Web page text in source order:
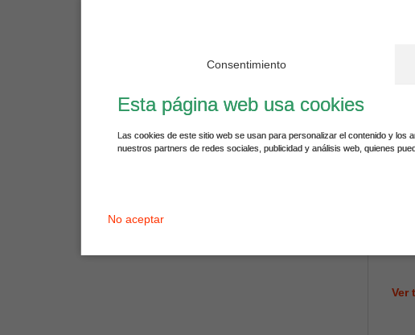
Ver
Consentimiento
Esta página web usa cookies
Las cookies de este sitio web se usan para personalizar el contenido y los
nuestros partners de redes sociales, publicidad y análisis web, quienes
No aceptar